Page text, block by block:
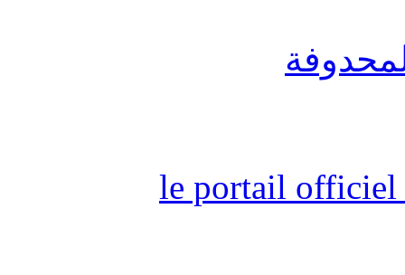
le portail officiel